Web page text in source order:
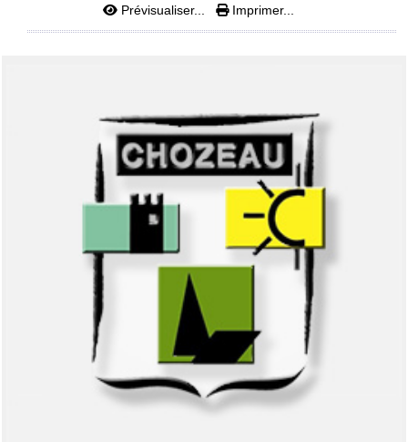
Prévisualiser... Imprimer...